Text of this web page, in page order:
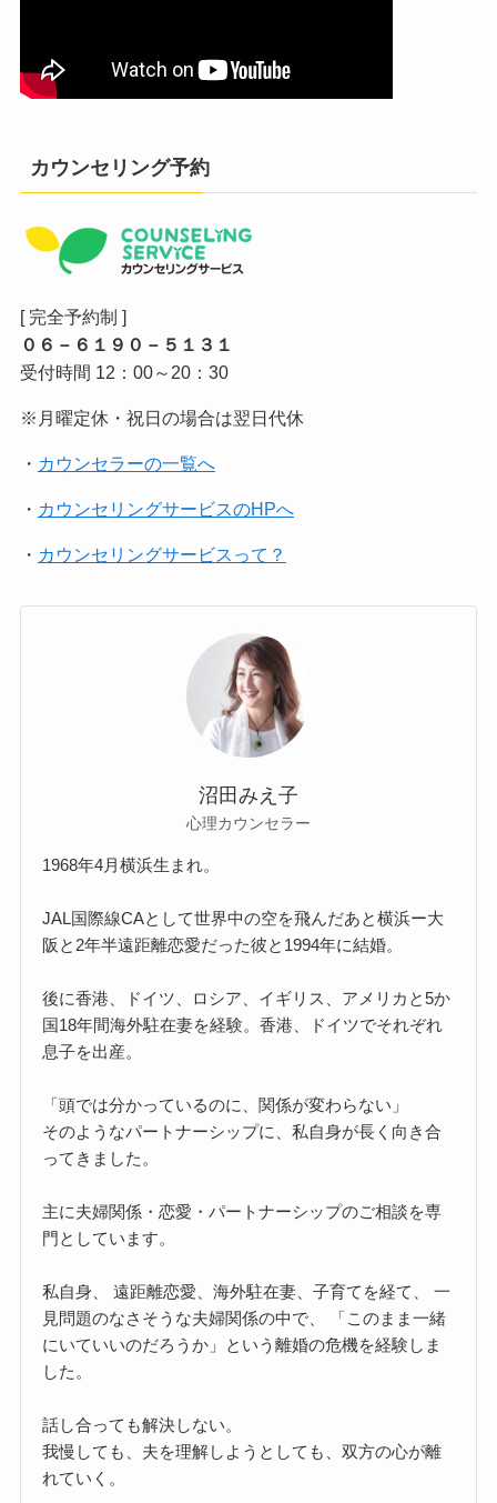
カウンセリング予約
[ 完全予約制 ]
０６－６１９０－５１３１
受付時間 12：00～20：30
※月曜定休・祝日の場合は翌日代休
・ カウンセラーの一覧へ
・ カウンセリングサービスのHPへ
・ カウンセリングサービスって？
沼田みえ子
心理カウンセラー
1968年4月横浜生まれ。
JAL国際線CAとして世界中の空を飛んだあと横浜ー大
阪と2年半遠距離恋愛だった彼と1994年に結婚。
後に香港、ドイツ、ロシア、イギリス、アメリカと5か
国18年間海外駐在妻を経験。香港、ドイツでそれぞれ
息子を出産。
「頭では分かっているのに、関係が変わらない」
そのようなパートナーシップに、私自身が長く向き合
ってきました。
主に夫婦関係・恋愛・パートナーシップのご相談を専
門としています。
私自身、 遠距離恋愛、海外駐在妻、子育てを経て、 一
見問題のなさそうな夫婦関係の中で、 「このまま一緒
にいていいのだろうか」という離婚の危機を経験しま
した。
話し合っても解決しない。
我慢しても、夫を理解しようとしても、双方の心が離
れていく。